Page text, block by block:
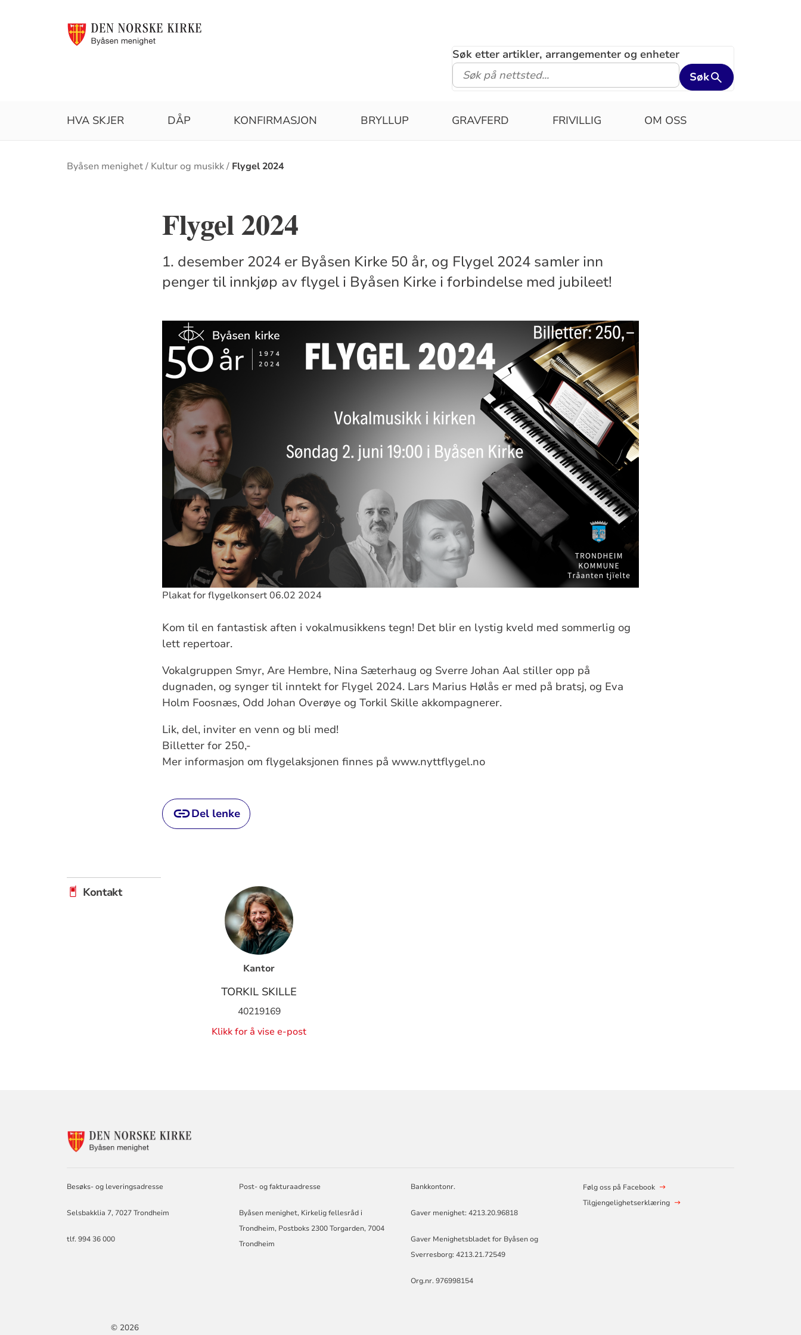
Søk etter artikler, arrangementer og enheter
Søk
HVA SKJER DÅP KONFIRMASJON BRYLLUP GRAVFERD FRIVILLIG OM OSS
Brødsmulesti
Byåsen menighet Kultur og musikk Flygel 2024
Flygel 2024
1. desember 2024 er Byåsen Kirke 50 år, og Flygel 2024 samler inn
penger til innkjøp av flygel i Byåsen Kirke i forbindelse med jubileet!
Plakat for flygelkonsert 06.02 2024
Kom til en fantastisk aften i vokalmusikkens tegn! Det blir en lystig kveld med sommerlig og
lett repertoar.
Vokalgruppen Smyr, Are Hembre, Nina Sæterhaug og Sverre Johan Aal stiller opp på
dugnaden, og synger til inntekt for Flygel 2024. Lars Marius Hølås er med på bratsj, og Eva
Holm Foosnæs, Odd Johan Overøye og Torkil Skille akkompagnerer.
Lik, del, inviter en venn og bli med!
Billetter for 250,-
Mer informasjon om flygelaksjonen finnes på www.nyttflygel.no
Del lenke
Kontakt
Kantor
TORKIL SKILLE
40219169
Klikk for å vise e-post
Besøks- og leveringsadresse
Selsbakklia 7, 7027 Trondheim
tlf. 994 36 000
Post- og fakturaadresse
Byåsen menighet, Kirkelig fellesråd i
Trondheim, Postboks 2300 Torgarden, 7004
Trondheim
Bankkontonr.
Gaver menighet: 4213.20.96818
Gaver Menighetsbladet for Byåsen og
Sverresborg: 4213.21.72549
Org.nr. 976998154
Følg oss på Facebook
Tilgjengelighetserklæring
© 2026